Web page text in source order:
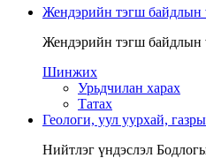
Жендэрийн тэгш байдлын
Жендэрийн тэгш байдлын
Шинжих
Урьдчилан харах
Татах
Геологи, уул уурхай,
Нийтлэг үндэслэл